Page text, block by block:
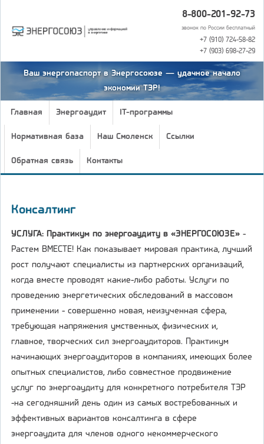
8-800-201-92-73
звонок по России бесплатный
+7 (910) 724-58-82
+7 (903) 698-27-29
Ваш энергопаспорт в Энергосоюзе — удачное начало
экономии ТЭР!
Главная Энергоаудит IT-программы
Нормативная база Наш Смоленск Ссылки
Обратная связь Контакты
Консалтинг
УСЛУГА: Практикум по энергоаудиту в «ЭНЕРГОСОЮЗЕ» -
Растем ВМЕСТЕ! Как показывает мировая практика, лучший
рост получают специалисты из партнерских организаций,
когда вместе проводят какие-либо работы. Услуги по
проведению энергетических обследований в массовом
применении - совершенно новая, неизученная сфера,
требующая напряжения умственных, физических и,
главное, творческих сил энергоаудиторов. Практикум
начинающих энергоаудиторов в компаниях, имеющих более
опытных специалистов, либо совместное продвижение
услуг по энергоаудиту для конкретного потребителя ТЭР
-на сегодняшний день один из самых востребованных и
эффективных вариантов консалтинга в сфере
энергоаудита для членов одного некоммерческого